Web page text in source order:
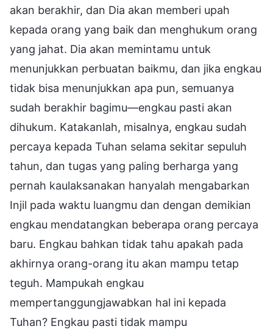
akan berakhir, dan Dia akan memberi upah
kepada orang yang baik dan menghukum orang
yang jahat. Dia akan memintamu untuk
menunjukkan perbuatan baikmu, dan jika engkau
tidak bisa menunjukkan apa pun, semuanya
sudah berakhir bagimu—engkau pasti akan
dihukum. Katakanlah, misalnya, engkau sudah
percaya kepada Tuhan selama sekitar sepuluh
tahun, dan tugas yang paling berharga yang
pernah kaulaksanakan hanyalah mengabarkan
Injil pada waktu luangmu dan dengan demikian
engkau mendatangkan beberapa orang percaya
baru. Engkau bahkan tidak tahu apakah pada
akhirnya orang-orang itu akan mampu tetap
teguh. Mampukah engkau
mempertanggungjawabkan hal ini kepada
Tuhan? Engkau pasti tidak mampu